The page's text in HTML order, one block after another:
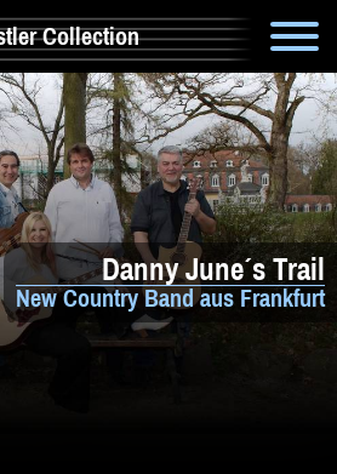
Collection
New Country Band aus Frankfurt
Danny June´s Trail